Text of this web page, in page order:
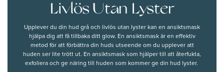
Livlös Utan Lyster
Upplever du din hud grå och livlös utan lyster kan en ansiktsmask
hjälpa dig att få tillbaka ditt glow. En ansiktsmask är en effektiv
metod för att förbättra din huds utseendeom du upplever att
huden ser lite trött ut. En ansiktsmask som hjälper till att återfukta,
exfolieraoch ge näring till huden som kommer ge din hud lyster.